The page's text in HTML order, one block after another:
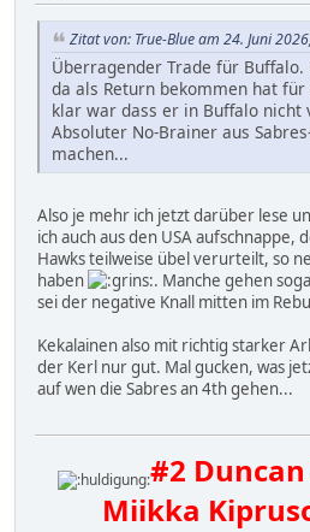
Zitat von: True-Blue am 24. Juni
Überragender Trade für
da als Return bekommen hat
klar war dass er in Buffalo nicht
Absoluter No-Brainer aus
machen...
Also je mehr ich jetzt darüber lese
ich auch aus den USA aufschnappe,
Hawks teilweise übel verurteilt, so
haben
. Manche gehen
sei der negative Knall mitten im
Kekalainen also mit richtig starker
der Kerl nur gut. Mal gucken, was
auf wen die Sabres an 4th gehen...
#2
Miikka